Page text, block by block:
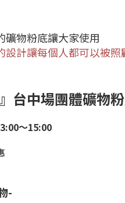
礦物粉底讓大家使用
設計讓每個人都可以被照
台中場團體礦物
～15:00
-